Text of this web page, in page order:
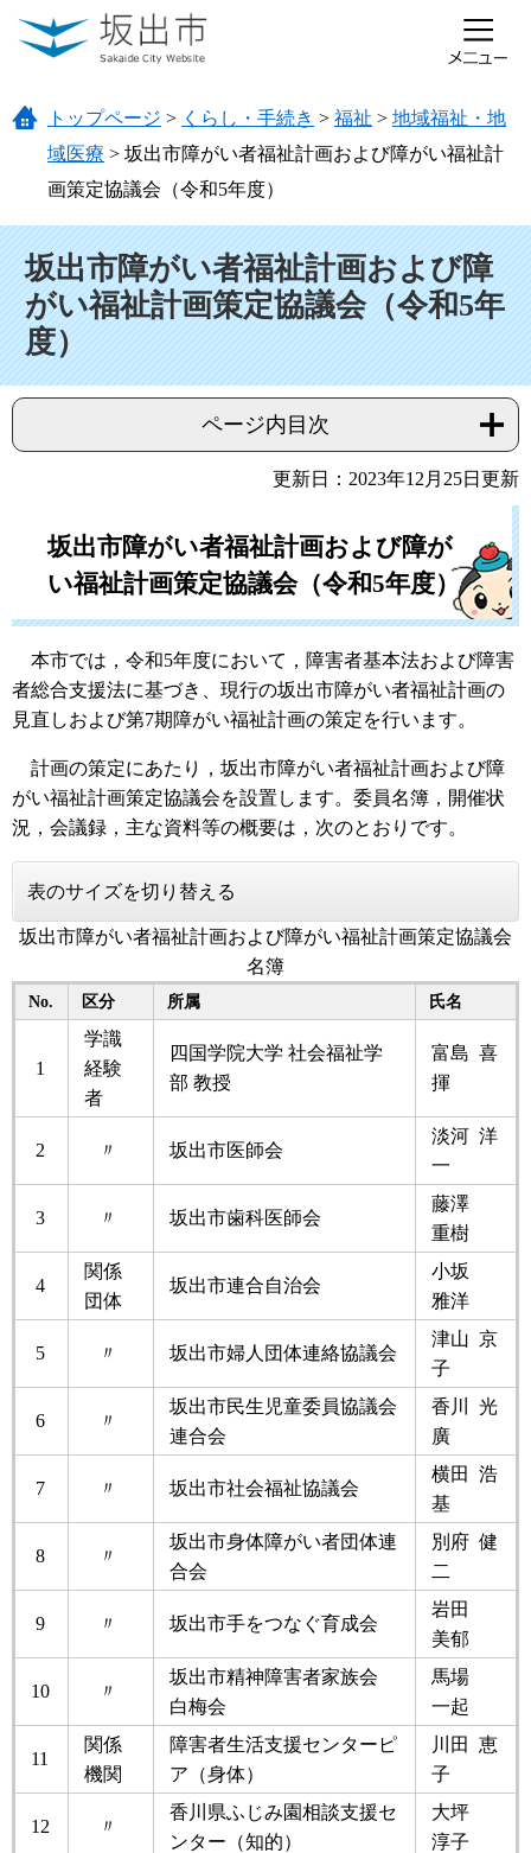
ページの先頭です。
メニューを飛ばして本文へ
トップページ > くらし・手続き > 福祉 > 地域福祉・地
域医療 > 坂出市障がい者福祉計画および障がい福祉計
画策定協議会（令和5年度）
坂出市障がい者福祉計画および障
がい福祉計画策定協議会（令和5年
度）
ページ内目次
更新日：2023年12月25日更新
坂出市障がい者福祉計画および障が
い福祉計画策定協議会（令和5年度）
本市では，令和5年度において，障害者基本法および障害
者総合支援法に基づき、現行の坂出市障がい者福祉計画の
見直しおよび第7期障がい福祉計画の策定を行います。
計画の策定にあたり，坂出市障がい者福祉計画および障
がい福祉計画策定協議会を設置します。委員名簿，開催状
況，会議録，主な資料等の概要は，次のとおりです。
表のサイズを切り替える
坂出市障がい者福祉計画および障がい福祉計画策定協議会
名簿
No. 区分 所属 氏名
1
学識
経験
者
四国学院大学 社会福祉学
部 教授
富島 喜
揮
2 〃 坂出市医師会
淡河 洋
一
3 〃 坂出市歯科医師会
藤澤
重樹
4
関係
団体
坂出市連合自治会
小坂
雅洋
5 〃 坂出市婦人団体連絡協議会
津山 京
子
6 〃
坂出市民生児童委員協議会
連合会
香川 光
廣
7 〃 坂出市社会福祉協議会
横田 浩
基
8 〃
坂出市身体障がい者団体連
合会
別府 健
二
9 〃 坂出市手をつなぐ育成会
岩田
美郁
10 〃
坂出市精神障害者家族会
白梅会
馬場
一起
11
関係
機関
障害者生活支援センターピ
ア（身体）
川田 恵
子
12 〃
香川県ふじみ園相談支援セ
ンター（知的）
大坪
淳子